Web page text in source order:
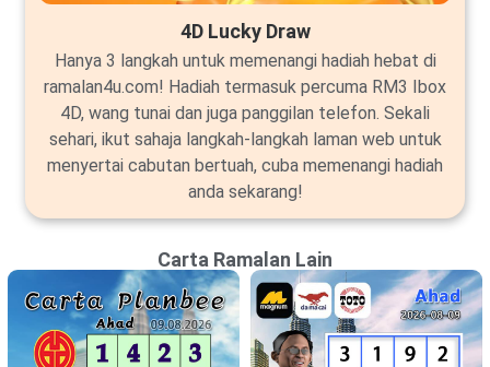
4D Lucky Draw
Hanya 3 langkah untuk memenangi hadiah hebat di
ramalan4u.com! Hadiah termasuk percuma RM3 Ibox
4D, wang tunai dan juga panggilan telefon. Sekali
sehari, ikut sahaja langkah-langkah laman web untuk
menyertai cabutan bertuah, cuba memenangi hadiah
anda sekarang!
Carta Ramalan Lain